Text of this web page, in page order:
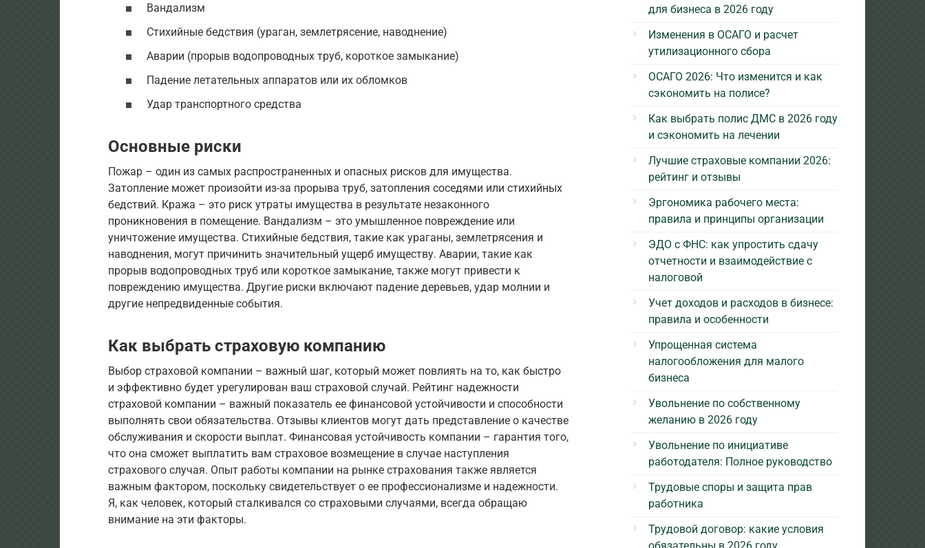
Вандализм
Стихийные бедствия (ураган, землетрясение, наводнение)
Аварии (прорыв водопроводных труб, короткое замыкание)
Падение летательных аппаратов или их обломков
Удар транспортного средства
Основные риски
Пожар – один из самых распространенных и опасных рисков для имущества.
Затопление может произойти из-за прорыва труб, затопления соседями или стихийных
бедствий. Кража – это риск утраты имущества в результате незаконного
проникновения в помещение. Вандализм – это умышленное повреждение или
уничтожение имущества. Стихийные бедствия, такие как ураганы, землетрясения и
наводнения, могут причинить значительный ущерб имуществу. Аварии, такие как
прорыв водопроводных труб или короткое замыкание, также могут привести к
повреждению имущества. Другие риски включают падение деревьев, удар молнии и
другие непредвиденные события.
Как выбрать страховую компанию
Выбор страховой компании – важный шаг, который может повлиять на то, как быстро
и эффективно будет урегулирован ваш страховой случай. Рейтинг надежности
страховой компании – важный показатель ее финансовой устойчивости и способности
выполнять свои обязательства. Отзывы клиентов могут дать представление о качестве
обслуживания и скорости выплат. Финансовая устойчивость компании – гарантия того,
что она сможет выплатить вам страховое возмещение в случае наступления
страхового случая. Опыт работы компании на рынке страхования также является
важным фактором, поскольку свидетельствует о ее профессионализме и надежности.
Я, как человек, который сталкивался со страховыми случаями, всегда обращаю
внимание на эти факторы.
для бизнеса в 2026 году
Изменения в ОСАГО и расчет
утилизационного сбора
ОСАГО 2026: Что изменится и как
сэкономить на полисе?
Как выбрать полис ДМС в 2026 году
и сэкономить на лечении
Лучшие страховые компании 2026:
рейтинг и отзывы
Эргономика рабочего места:
правила и принципы организации
ЭДО с ФНС: как упростить сдачу
отчетности и взаимодействие с
налоговой
Учет доходов и расходов в бизнесе:
правила и особенности
Упрощенная система
налогообложения для малого
бизнеса
Увольнение по собственному
желанию в 2026 году
Увольнение по инициативе
работодателя: Полное руководство
Трудовые споры и защита прав
работника
Трудовой договор: какие условия